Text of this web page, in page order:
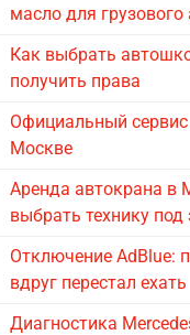
масло для
Как выбрать
получить права
Официальный
Москве
Аренда автокрана в
выбрать технику под
Отключение AdBlue:
вдруг перестал ехать
Диагностика